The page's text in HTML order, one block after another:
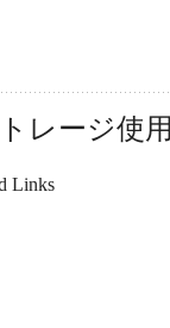
レージ使
Links